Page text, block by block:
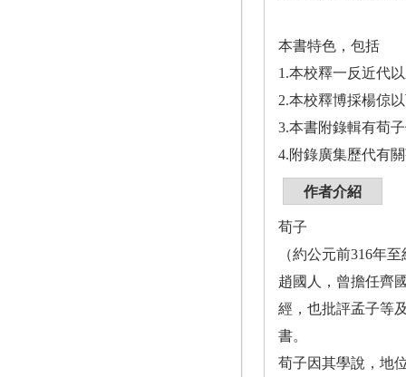
本書特色，包括
1.本校釋一反近代
2.本校釋博採楊倞
3.本書附錄輯有荀
4.附錄廣集歷代有
作者介紹
荀子
（約公元前316年
趙國人，曾擔任齊
經，也批評孟子等
書。
荀子因其學說，地